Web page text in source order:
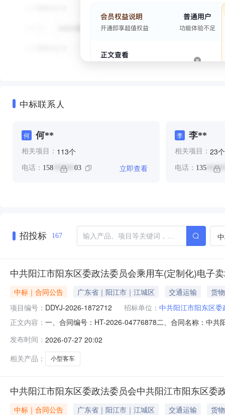
中标联系人
何 何**
相关项目： 113个
电话： 158 ****** 03 立即查看
李 李**
相关项目： 23个
电话： 135
招投标 167
中共阳江市阳东区委政法委员会乘用车(定制化)电子
中标｜合同公告 广东省｜阳江市｜江城区 交通运输
货物
项目编号： DDYJ-2026-1872712 招标单位： 中共阳江市阳东区委
正文内容： 一、合同编号：HT-2026-04776878二、合同名称：中
局）联系方式：13411339833供应商（乙方）：广州广
发布时间： 2026-07-27 20:02
相关产品：
小型客车
中共阳江市阳东区委政法委员会中共阳江市阳东区
中标｜合同公告 广东省｜阳江市｜江城区 交通运输
货物